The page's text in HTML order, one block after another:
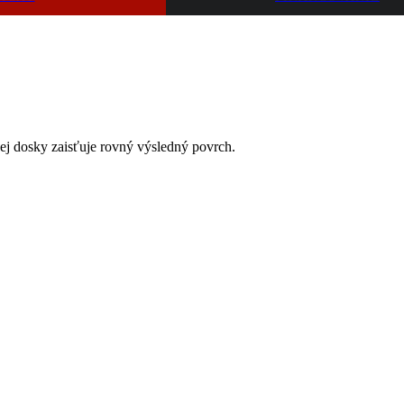
dosky zaisťuje rovný výsledný povrch.